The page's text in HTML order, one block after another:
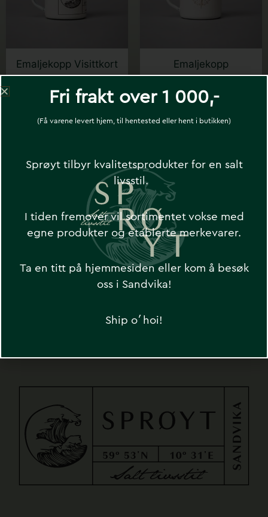
Emaljekopp Visittkort
– SPRØYT
kr279
Emaljekopp
Koordinater – SPRØYT
kr279
Motta ekslusive tilbud og nyheter fra
Sprøyt
SEND
Fri frakt over 1 000,-
(Få varene levert hjem, til hentested eller hent i butikken)
Sprøyt tilbyr kvalitetsprodukter for en salt
livsstil.
I tiden fremover vil sortimentet vokse med
egne produkter og etablerte merkevarer.
Ta en titt på hjemmesiden eller kom å besøk
oss i Sandvika!
Ship o´hoi!